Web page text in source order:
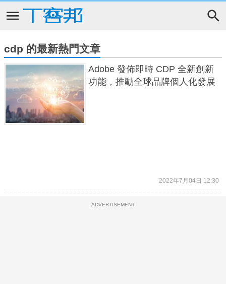
cdp 的最新熱門文章
Adobe 發佈即時 CDP 全新創新
功能，推動全球品牌個人化發展
2022年7月04日 12:30
ADVERTISEMENT